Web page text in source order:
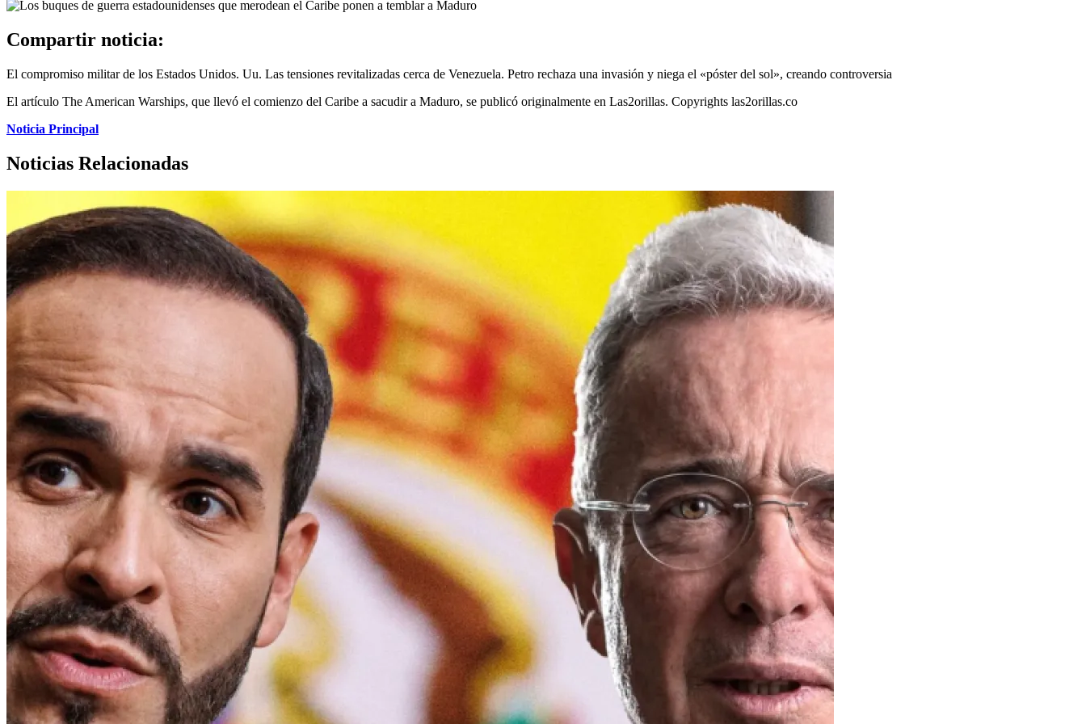
Compartir noticia:
El compromiso militar de los Estados Unidos. Uu. Las tensiones revitalizadas cerca de Venezuela. Petro rechaza una invasión y niega el «póster del sol», creando controversia
El artículo The American Warships, que llevó el comienzo del Caribe a sacudir a Maduro, se publicó originalmente en Las2orillas. Copyrights las2orillas.co
Noticia Principal
Noticias Relacionadas